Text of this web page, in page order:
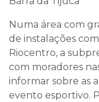
Numa área com
de instalações
Riocentro, a
com moradores
informar sobre as
evento esportivo.